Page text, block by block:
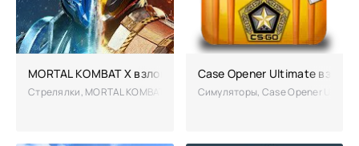
MORTAL KOMBAT X взломанный (Чит много денег)
Стрелялки, MORTAL KOMBAT X – Продолжает знаменитую серию
Case Opener Ultimate
Симуляторы, Case Opener